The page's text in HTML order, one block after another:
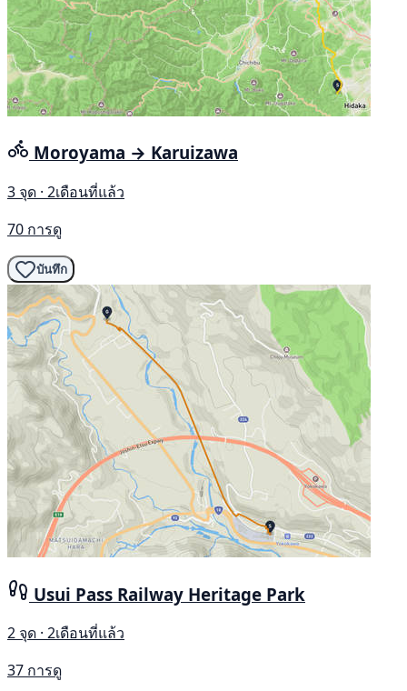
Moroyama → Karuizawa
3 จุด · 2เดือนที่แล้ว
70 การดู
บันทึก
Usui Pass Railway Heritage Park
2 จุด · 2เดือนที่แล้ว
37 การดู